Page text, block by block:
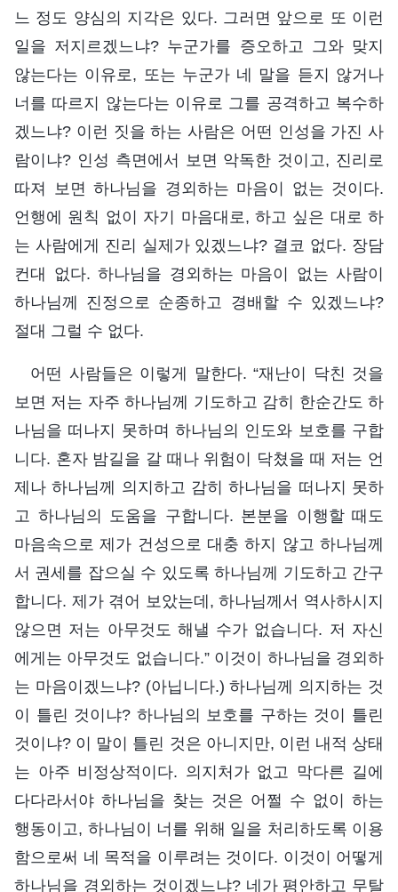
느 정도 양심의 지각은 있다. 그러면 앞으로 또 이런
일을 저지르겠느냐? 누군가를 증오하고 그와 맞지
않는다는 이유로, 또는 누군가 네 말을 듣지 않거나
너를 따르지 않는다는 이유로 그를 공격하고 복수하
겠느냐? 이런 짓을 하는 사람은 어떤 인성을 가진 사
람이냐? 인성 측면에서 보면 악독한 것이고, 진리로
따져 보면 하나님을 경외하는 마음이 없는 것이다.
언행에 원칙 없이 자기 마음대로, 하고 싶은 대로 하
는 사람에게 진리 실제가 있겠느냐? 결코 없다. 장담
컨대 없다. 하나님을 경외하는 마음이 없는 사람이
하나님께 진정으로 순종하고 경배할 수 있겠느냐?
절대 그럴 수 없다.
어떤 사람들은 이렇게 말한다. “재난이 닥친 것을
보면 저는 자주 하나님께 기도하고 감히 한순간도 하
나님을 떠나지 못하며 하나님의 인도와 보호를 구합
니다. 혼자 밤길을 갈 때나 위험이 닥쳤을 때 저는 언
제나 하나님께 의지하고 감히 하나님을 떠나지 못하
고 하나님의 도움을 구합니다. 본분을 이행할 때도
마음속으로 제가 건성으로 대충 하지 않고 하나님께
서 권세를 잡으실 수 있도록 하나님께 기도하고 간구
합니다. 제가 겪어 보았는데, 하나님께서 역사하시지
않으면 저는 아무것도 해낼 수가 없습니다. 저 자신
에게는 아무것도 없습니다.” 이것이 하나님을 경외하
는 마음이겠느냐? (아닙니다.) 하나님께 의지하는 것
이 틀린 것이냐? 하나님의 보호를 구하는 것이 틀린
것이냐? 이 말이 틀린 것은 아니지만, 이런 내적 상태
는 아주 비정상적이다. 의지처가 없고 막다른 길에
다다라서야 하나님을 찾는 것은 어쩔 수 없이 하는
행동이고, 하나님이 너를 위해 일을 처리하도록 이용
함으로써 네 목적을 이루려는 것이다. 이것이 어떻게
하나님을 경외하는 것이겠느냐? 네가 평안하고 무탈